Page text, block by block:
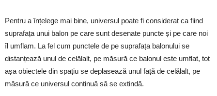
Pentru a înțelege mai bine, universul poate fi considerat ca fiind
suprafața unui balon pe care sunt desenate puncte și pe care noi
îl umflam. La fel cum punctele de pe suprafața balonului se
distanțează unul de celălalt, pe măsură ce balonul este umflat, tot
așa obiectele din spațiu se deplasează unul față de celălalt, pe
măsură ce universul continuă să se extindă.